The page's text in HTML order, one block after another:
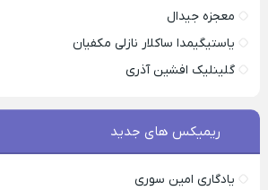
معجزه جیدال
یاستیگیمدا ساکلار نازلی مکفیان
گلینلیک افشین آذری
ریمیکس های جدید
یادگاری امین سوری